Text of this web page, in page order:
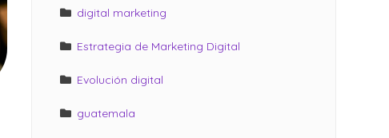
digital marketing
Estrategia de Marketing Digital
Evolución digital
guatemala